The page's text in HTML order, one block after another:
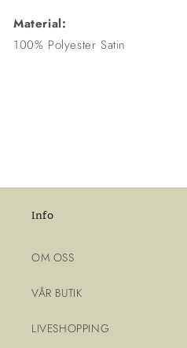
Material:
100% Polyester Satin
Info
OM OSS
VÅR BUTIK
LIVESHOPPING